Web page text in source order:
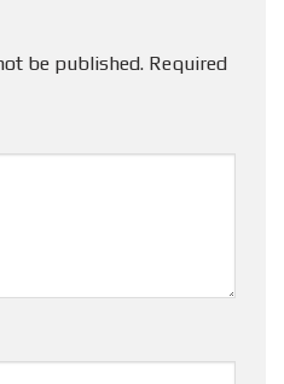
be published. Required